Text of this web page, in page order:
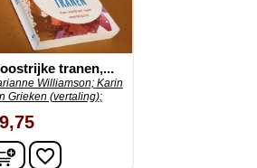
tranen,...
Williamson; Karin
Grieken (vertaling);
In winkelwagen
favorite_border